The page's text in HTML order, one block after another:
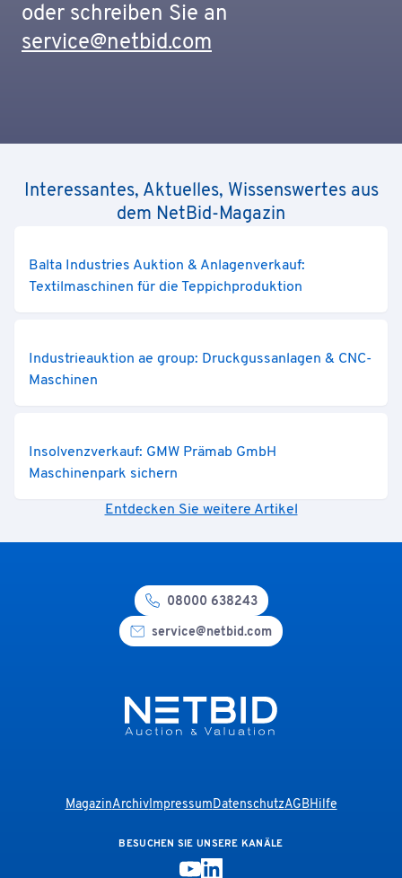
oder schreiben Sie an
service@netbid.com
Interessantes, Aktuelles, Wissenswertes aus
dem NetBid-Magazin
Balta Industries Auktion & Anlagenverkauf:
Textilmaschinen für die Teppichproduktion
Industrieauktion ae group: Druckgussanlagen & CNC-
Maschinen
Insolvenzverkauf: GMW Prämab GmbH
Maschinenpark sichern
Entdecken Sie weitere Artikel
08000 638243
service@netbid.com
MagazinArchivImpressumDatenschutzAGBHilfe
BESUCHEN SIE UNSERE KANÄLE